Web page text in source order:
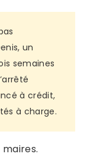
un
semaines
à crédit,
à charge.
maires.